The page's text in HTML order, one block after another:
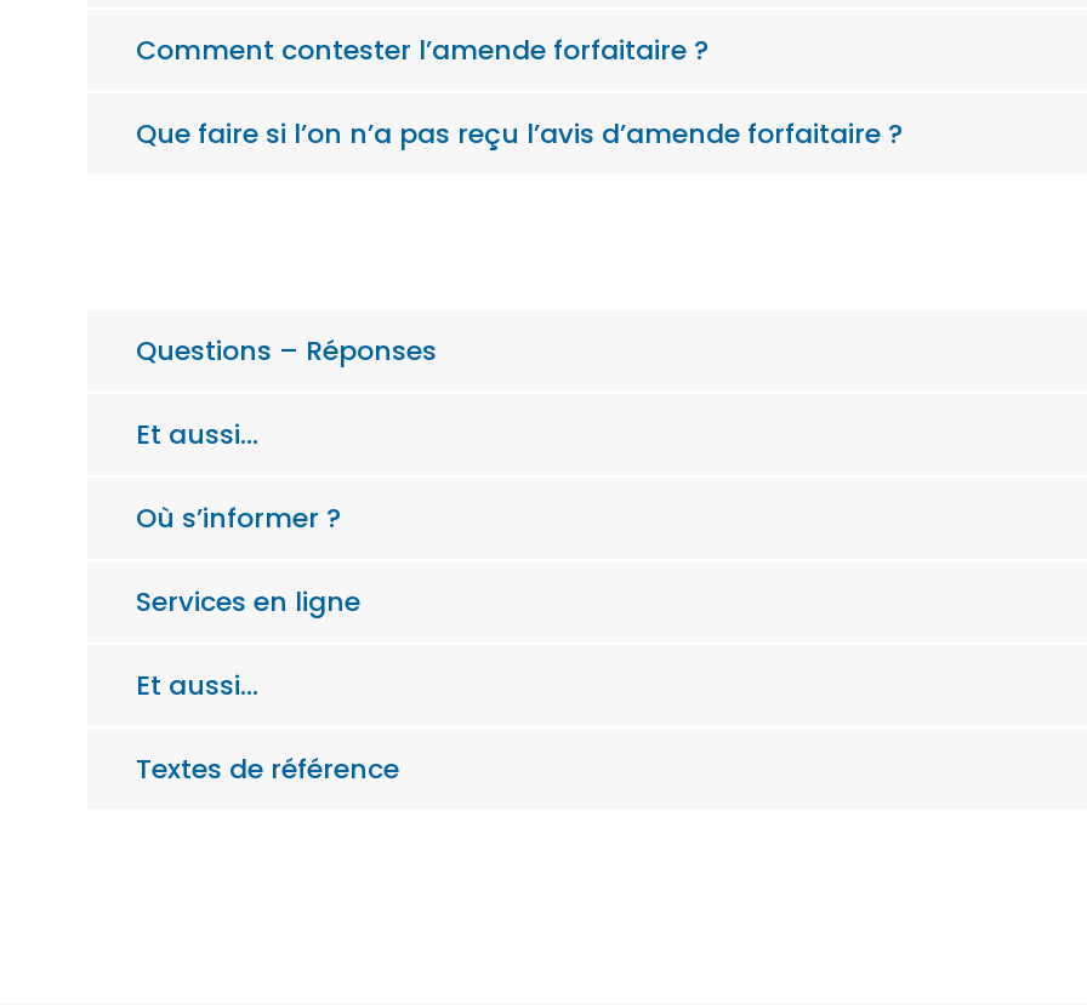
Comment contester l’amende forfaitaire ?
Que faire si l’on n’a pas reçu l’avis d’amende forfaitaire ?
Questions – Réponses
Et aussi…
Où s’informer ?
Services en ligne
Et aussi…
Textes de référence